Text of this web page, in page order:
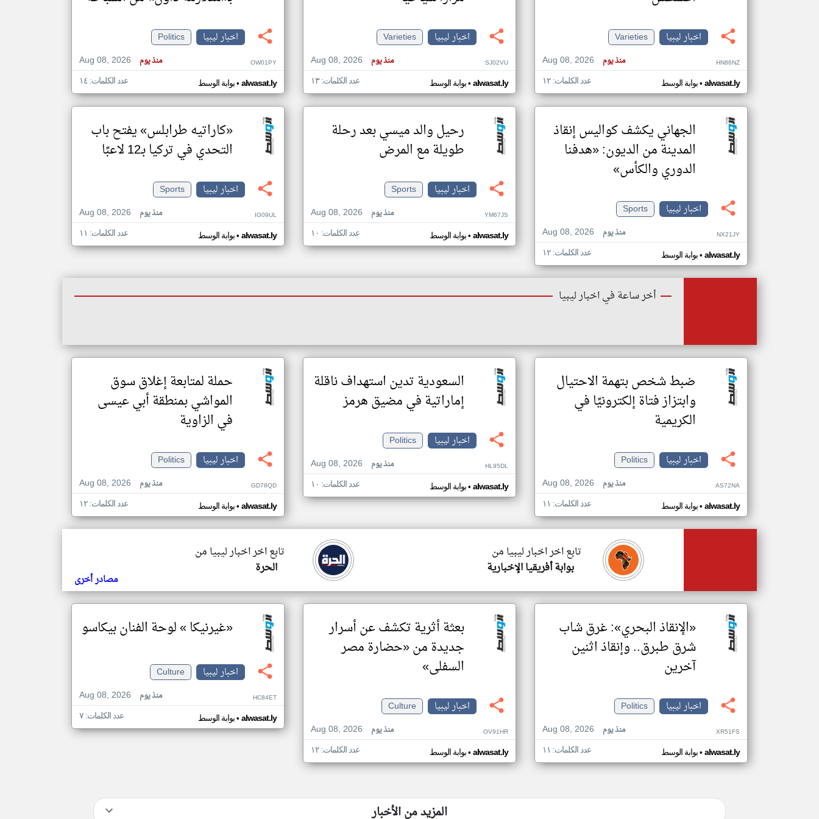
مصادر الأخبار من ليبيا
اخبار ليبيا على مدار الساعة
أهم اخبار ليبيا العاجلة والمباشرة
اخبار ليبيا
Varieties
Aug 08, 2026
منذ يوم HN86NZ
بوابة الوسط• alwasat.ly عدد الكلمات: ١٢
اخبار ليبيا
Varieties
Aug 08, 2026
منذ يوم SJ02VU
بوابة الوسط• alwasat.ly عدد الكلمات: ١٣
اخبار ليبيا
Politics
Aug 08, 2026
منذ يوم OW01PY
بوابة الوسط• alwasat.ly عدد الكلمات: ١٤
الجهاني يكشف كواليس إنقاذ
المدينة من الديون: «هدفنا
الدوري والكأس»
اخبار ليبيا
Sports
Aug 08, 2026
منذ يوم NX21JY
بوابة الوسط• alwasat.ly عدد الكلمات: ١٢
رحيل والد ميسي بعد رحلة
طويلة مع المرض
اخبار ليبيا
Sports
Aug 08, 2026
منذ يوم YM67JS
بوابة الوسط• alwasat.ly عدد الكلمات: ١٠
«كاراتيه طرابلس» يفتح باب
التحدي في تركيا بـ12 لاعبًا
اخبار ليبيا
Sports
Aug 08, 2026
منذ يوم IG09UL
بوابة الوسط• alwasat.ly عدد الكلمات: ١١
أخر ساعة في اخبار ليبيا
ضبط شخص بتهمة الاحتيال
وابتزاز فتاة إلكترونيًا في
الكريمية
اخبار ليبيا
Politics
Aug 08, 2026
منذ يوم AS72NA
بوابة الوسط• alwasat.ly عدد الكلمات: ١١
السعودية تدين استهداف ناقلة
إماراتية في مضيق هرمز
اخبار ليبيا
Politics
Aug 08, 2026
منذ يوم HL95DL
بوابة الوسط• alwasat.ly عدد الكلمات: ١٠
حملة لمتابعة إغلاق سوق
المواشي بمنطقة أبي عيسى
في الزاوية
اخبار ليبيا
Politics
Aug 08, 2026
منذ يوم GD78QD
بوابة الوسط• alwasat.ly عدد الكلمات: ١٢
تابع اخر اخبار ليبيا من
الحرة
تابع اخر اخبار ليبيا من
بوابة أفريقيا الإخبارية
مصادر أخرى
«الإنقاذ البحري»: غرق شاب
شرق طبرق.. وإنقاذ اثنين
آخرين
اخبار ليبيا
Politics
Aug 08, 2026
منذ يوم XR51FS
بوابة الوسط• alwasat.ly عدد الكلمات: ١١
بعثة أثرية تكشف عن أسرار
جديدة من «حضارة مصر
السفلى»
اخبار ليبيا
Culture
Aug 08, 2026
منذ يوم OV91HR
بوابة الوسط• alwasat.ly عدد الكلمات: ١٢
«غيرنيكا » لوحة الفنان بيكاسو
اخبار ليبيا
Culture
Aug 08, 2026
منذ يوم HC84ET
بوابة الوسط• alwasat.ly عدد الكلمات: ٧
المزيد من الأخبار
klyoum.com